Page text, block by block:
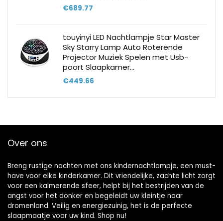
€689.77
touyinyi LED Nachtlampje Star Master
Sky Starry Lamp Auto Roterende
Projector Muziek Spelen met Usb-
poort Slaapkamer…
€449.66
Over ons
Breng rustige nachten met ons kindernachtlampje, een must-
have voor elke kinderkamer. Dit vriendelijke, zachte licht zorgt
voor een kalmerende sfeer, helpt bij het bestrijden van de
angst voor het donker en begeleidt uw kleintje naar
dromenland. Veilig en energiezuinig, het is de perfecte
slaapmaatje voor uw kind. Shop nu!